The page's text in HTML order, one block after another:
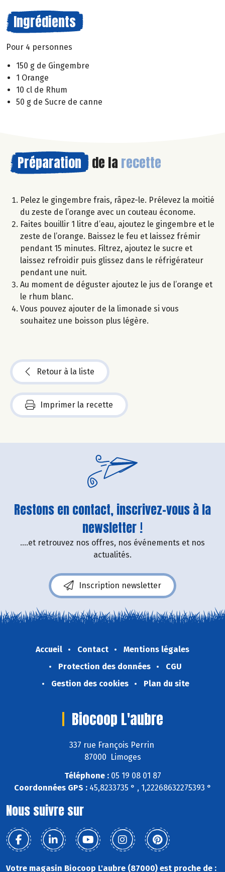
Ingrédients
Pour 4 personnes
150 g de Gingembre
1 Orange
10 cl de Rhum
50 g de Sucre de canne
Préparation de la recette
Pelez le gingembre frais, râpez-le. Prélevez la moitié
du zeste de l’orange avec un couteau économe.
Faites bouillir 1 litre d’eau, ajoutez le gingembre et le
zeste de l’orange. Baissez le feu et laissez frémir
pendant 15 minutes. Filtrez, ajoutez le sucre et
laissez refroidir puis glissez dans le réfrigérateur
pendant une nuit.
Au moment de déguster ajoutez le jus de l’orange et
le rhum blanc.
Vous pouvez ajouter de la limonade si vous
souhaitez une boisson plus légère.
Retour à la liste
Imprimer la recette
Restons en contact, inscrivez-vous à la
newsletter !
....et retrouvez nos offres, nos événements et nos
actualités.
Inscription newsletter
Accueil Contact
Mentions légales
Protection des données
CGU
Gestion des cookies
Plan du site
Biocoop L'aubre
337 rue François Perrin
87000 Limoges
Téléphone :05 19 08 01 87
Coordonnées GPS :45,8233735 ° , 1,22268632275393 °
Nous suivre sur
Votre magasin Biocoop L'aubre (87000) est proche de :